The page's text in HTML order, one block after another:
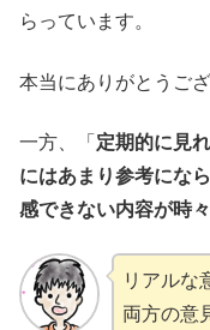
らっています。
本当にありがとうござ
一方、「 定期的に見
にはあまり参考にな
感できない内容が時
リアルな
両方の意